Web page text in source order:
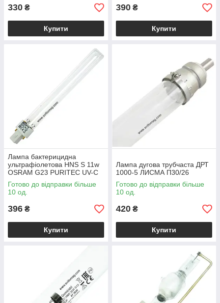
330 ₴
Купити
390 ₴
Купити
Лампа бактерицидна
ультрафіолетова HNS S 11w
OSRAM G23 PURITEC UV-C
Готово до відправки більше
10 од.
396 ₴
Купити
Лампа дугова трубчаста ДРТ
1000-5 ЛИСМА П30/26
Готово до відправки більше
10 од.
420 ₴
Купити